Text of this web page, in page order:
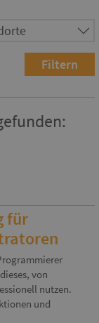
für
von
nutzen.
und